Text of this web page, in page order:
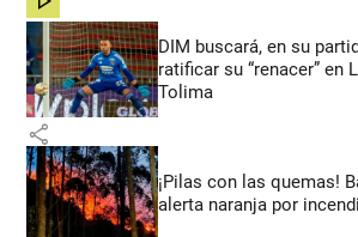
DIM buscará, en su
ratificar su “renacer” en
Tolima
share
¡Pilas con las quemas!
alerta naranja por